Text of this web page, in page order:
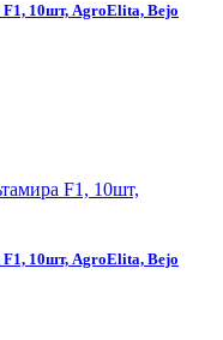
F1, 10шт, AgroElita, Bejo
F1, 10шт, AgroElita, Bejo